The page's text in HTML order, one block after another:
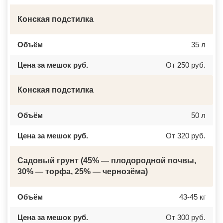
ДРЕЗНА
ДУБНА
ЕГОРЬЕВСК
ЖЕЛЕЗНОДОРОЖНЫЙ
ЗАГОРЯНСКИЙ
ЗАРЕЧЬЕ
ЗЕЛЕНОГРАД
ЗЕЛЕНОГРАДСКИЙ
ИВАНТЕЕВКА
ИСТРА
КИЕВСКИЙ
КЛЯЗЬМА
ЗЛАТОУСТ
НОВОЧЕБОКСАРСК
Конская подстилка
Объём 35 л
Цена за мешок руб. От 250 руб.
Конская подстилка
Объём 50 л
Цена за мешок руб. От 320 руб.
Садовый грунт (45% — плодородной почвы,
30% — торфа, 25% — чернозёма)
Объём 43-45 кг
Цена за мешок руб. От 300 руб.